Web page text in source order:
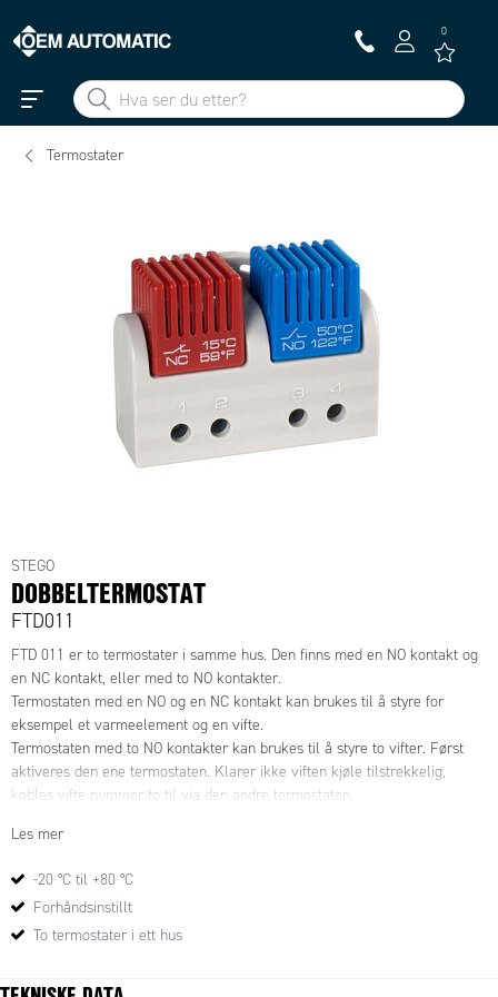
0
Termostater
STEGO
DOBBELTERMOSTAT
FTD011
FTD 011 er to termostater i samme hus. Den finns med en NO kontakt og
en NC kontakt, eller med to NO kontakter.
Termostaten med en NO og en NC kontakt kan brukes til å styre for
eksempel et varmeelement og en vifte.
Termostaten med to NO kontakter kan brukes til å styre to vifter. Først
aktiveres den ene termostaten. Klarer ikke viften kjøle tilstrekkelig,
kobles vifte nummer to til via den andre termostaten.
Les mer
-20 °C til +80 °C
Forhåndsinstillt
To termostater i ett hus